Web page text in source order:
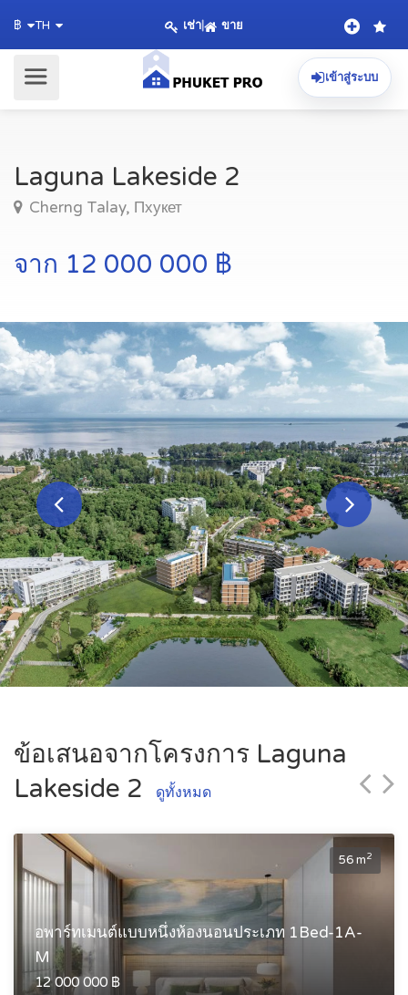
฿ TH เช่า| ขาย
เข้าสู่ระบบ
Laguna Lakeside 2
Cherng Talay, Пхукет
จาก 12 000 000 ฿
ข้อเสนอจากโครงการ Laguna
Lakeside 2
ดูทั้งหมด
56 m2
อพาร์ทเมนต์แบบหนึ่งห้องนอนประเภท 1Bed-1A-
M
12 000 000 ฿